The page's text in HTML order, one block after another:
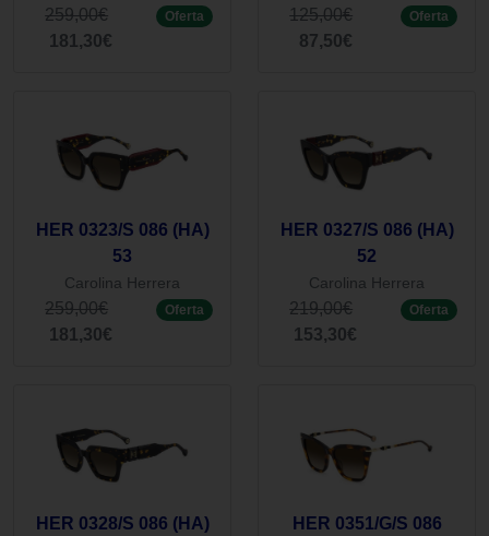
259,00€
181,30€
Oferta
125,00€
87,50€
Oferta
HER 0323/S 086 (HA)
53
Carolina Herrera
259,00€
181,30€
Oferta
HER 0327/S 086 (HA)
52
Carolina Herrera
219,00€
153,30€
Oferta
HER 0328/S 086 (HA)
HER 0351/G/S 086